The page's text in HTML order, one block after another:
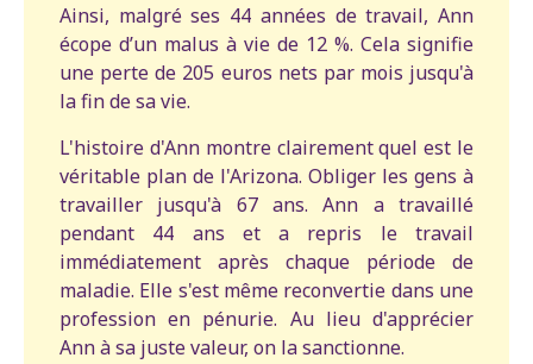
Ainsi, malgré ses 44 années de travail, Ann
écope d’un malus à vie de 12 %. Cela signifie
une perte de 205 euros nets par mois jusqu'à
la fin de sa vie.
L'histoire d'Ann montre clairement quel est le
véritable plan de l'Arizona. Obliger les gens à
travailler jusqu'à 67 ans. Ann a travaillé
pendant 44 ans et a repris le travail
immédiatement après chaque période de
maladie. Elle s'est même reconvertie dans une
profession en pénurie. Au lieu d'apprécier
Ann à sa juste valeur, on la sanctionne.